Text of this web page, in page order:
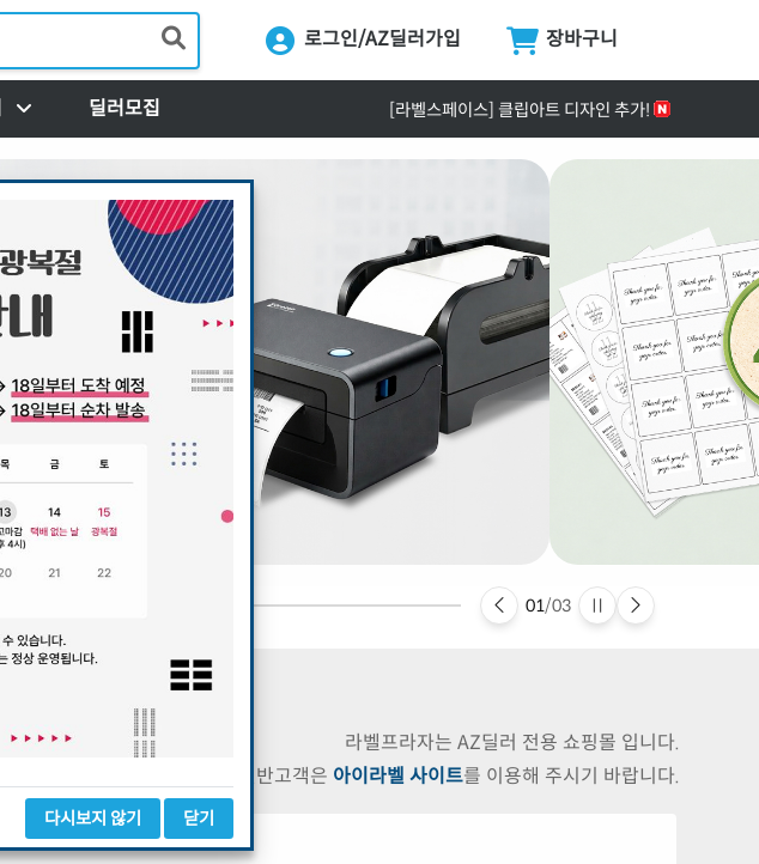
Loading...
로그인/AZ딜러가입 장바구니
딜러모집
[라벨스페이스] 클립아트 디자인 추가!
[공지] 라벨프라자 사이트 리뉴얼 안내
[공지] 라벨프라자 무료배송 기준 금액 변경 안내
01/03
라벨프라자는 AZ딜러 전용 쇼핑몰 입니다.
일반고객은 아이라벨 사이트를 이용해 주시기 바랍니다.
다시보지 않기 닫기